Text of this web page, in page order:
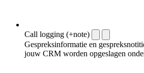
Call logging (+note)
Gespreksinformatie en
jouw CRM worden opgeslagen